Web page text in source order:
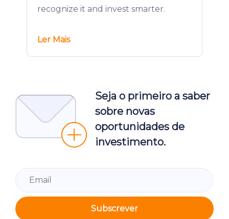
recognize it and invest smarter.
Ler Mais
Seja o primeiro a saber
sobre novas
oportunidades de
investimento.
Subscrever